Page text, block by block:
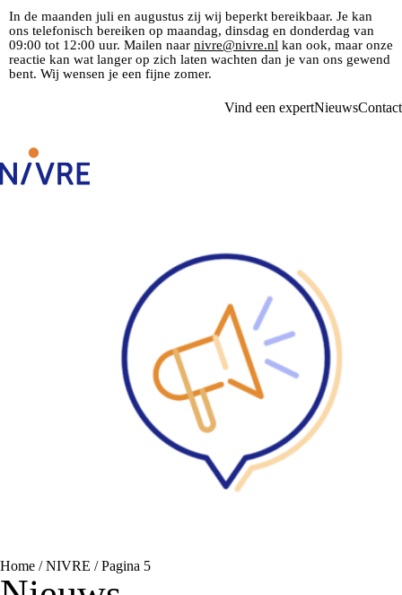
In de maanden juli en augustus zij wij beperkt bereikbaar. Je kan
ons telefonisch bereiken op maandag, dinsdag en donderdag van
09:00 tot 12:00 uur. Mailen naar nivre@nivre.nl kan ook, maar onze
reactie kan wat langer op zich laten wachten dan je van ons gewend
bent. Wij wensen je een fijne zomer.
Vind een expertNieuwsContact
Home /NIVRE /Pagina 5